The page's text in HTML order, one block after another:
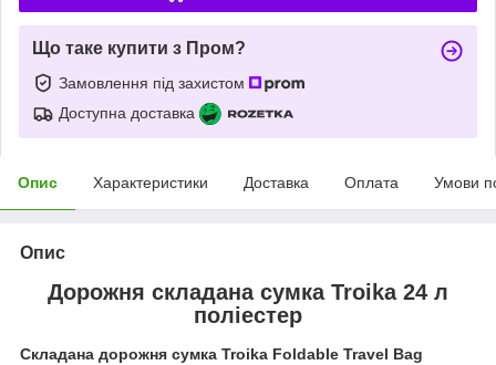
Що таке купити з Пром?
Замовлення під захистом
Доступна доставка
Опис Характеристики Доставка Оплата Умови
Опис
Дорожня складана сумка Troika 24 л
поліестер
Складана дорожня сумка Troika Foldable Travel Bag